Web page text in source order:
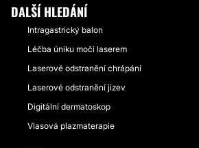
DALŠÍ HLEDÁNÍ
Intragastrický balon
Léčba úniku moči laserem
Laserové odstranění chrápání
Laserové odstranění jizev
Digitální dermatoskop
Vlasová plazmaterapie